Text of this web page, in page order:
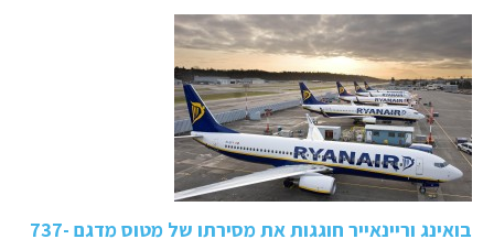
בואינג וריינאייר חוגגות את מסירתו של מטוס מדגם 737-